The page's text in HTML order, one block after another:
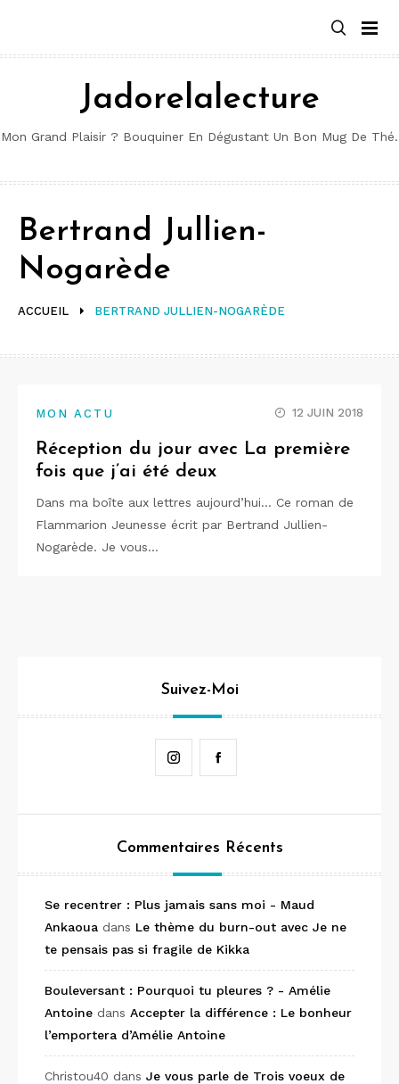
contenu
Jadorelalecture
Mon Grand Plaisir ? Bouquiner En Dégustant Un Bon Mug De Thé.
ACCUEIL BERTRAND JULLIEN-NOGARÈDE
Bertrand Jullien-
Nogarède
MON ACTU 12 JUIN 2018
Réception du jour avec La première
fois que j’ai été deux
Dans ma boîte aux lettres aujourd’hui… Ce roman de
Flammarion Jeunesse écrit par Bertrand Jullien-
Nogarède. Je vous…
Suivez-Moi
Instagram
Commentaires Récents
Se recentrer : Plus jamais sans moi - Maud
Ankaoua dans Le thème du burn-out avec Je ne
te pensais pas si fragile de Kikka
Bouleversant : Pourquoi tu pleures ? - Amélie
Antoine dans Accepter la différence : Le bonheur
l’emportera d’Amélie Antoine
Christou40 dans Je vous parle de Trois voeux de